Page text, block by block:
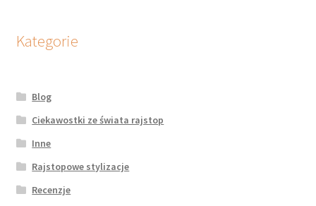
Kategorie
Blog
Ciekawostki ze świata rajstop
Inne
Rajstopowe stylizacje
Recenzje